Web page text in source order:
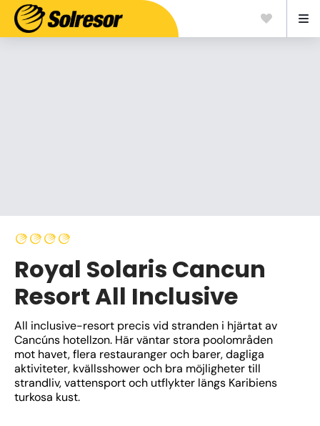
Royal Solaris Cancun
Resort All Inclusive
All inclusive-resort precis vid stranden i hjärtat av
Cancúns hotellzon. Här väntar stora poolområden
mot havet, flera restauranger och barer, dagliga
aktiviteter, kvällsshower och bra möjligheter till
strandliv, vattensport och utflykter längs Karibiens
turkosa kust.